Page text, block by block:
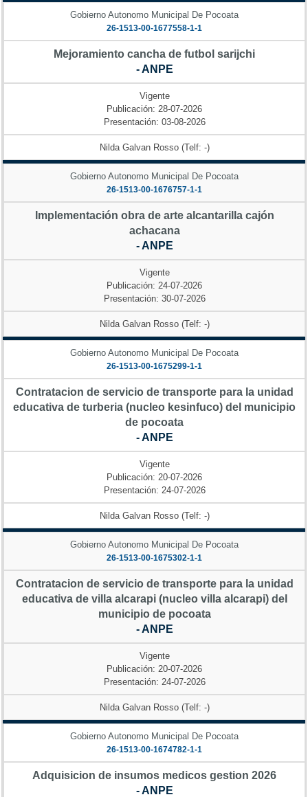
Gobierno Autonomo Municipal De Pocoata
26-1513-00-1677558-1-1
Mejoramiento cancha de futbol sarijchi
- ANPE
Vigente
Publicación: 28-07-2026
Presentación: 03-08-2026
Nilda Galvan Rosso (Telf: -)
Gobierno Autonomo Municipal De Pocoata
26-1513-00-1676757-1-1
Implementación obra de arte alcantarilla cajón
achacana
- ANPE
Vigente
Publicación: 24-07-2026
Presentación: 30-07-2026
Nilda Galvan Rosso (Telf: -)
Gobierno Autonomo Municipal De Pocoata
26-1513-00-1675299-1-1
Contratacion de servicio de transporte para la unidad
educativa de turberia (nucleo kesinfuco) del municipio
de pocoata
- ANPE
Vigente
Publicación: 20-07-2026
Presentación: 24-07-2026
Nilda Galvan Rosso (Telf: -)
Gobierno Autonomo Municipal De Pocoata
26-1513-00-1675302-1-1
Contratacion de servicio de transporte para la unidad
educativa de villa alcarapi (nucleo villa alcarapi) del
municipio de pocoata
- ANPE
Vigente
Publicación: 20-07-2026
Presentación: 24-07-2026
Nilda Galvan Rosso (Telf: -)
Gobierno Autonomo Municipal De Pocoata
26-1513-00-1674782-1-1
Adquisicion de insumos medicos gestion 2026
- ANPE